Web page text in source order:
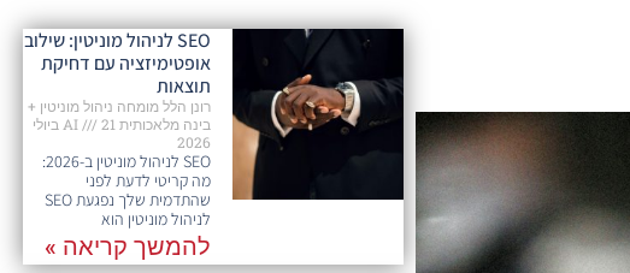
SEO לניהול מוניטין: שילוב
אופטימיזציה עם דחיקת
תוצאות
רונן הלל מומחה ניהול מוניטין +
בינה מלאכותית AI
21 ביולי
2026
SEO לניהול מוניטין ב-2026:
מה קריטי לדעת לפני
שהתדמית שלך נפגעת SEO
לניהול מוניטין הוא
להמשך קריאה »